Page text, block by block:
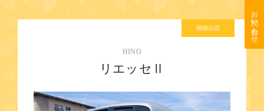
福知山店
HINO
リエッセⅡ
お問い合わせ